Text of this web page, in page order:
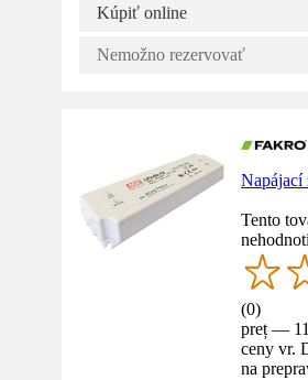
Kúpiť online
Nemožno rezervovať
Napájací
Tento
(0)
preț —
ceny vr.
na